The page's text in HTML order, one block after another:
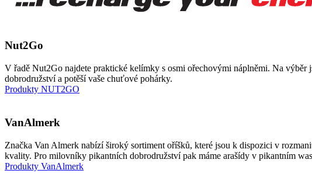
Nut2Go
V řadě Nut2Go najdete praktické kelímky s osmi ořechovými náplněmi. Na
dobrodružství a potěší vaše chuťové pohárky.
Produkty NUT2GO
VanAlmerk
Značka Van Almerk nabízí široký sortiment oříšků, které jsou k dispozici v
kvality. Pro milovníky pikantních dobrodružství pak máme arašídy v pikantním
Produkty VanAlmerk